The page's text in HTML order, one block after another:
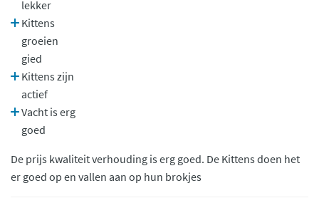
lekker
Kittens
groeien
gied
Kittens zijn
actief
Vacht is erg
goed
De prijs kwaliteit verhouding is erg goed. De Kittens doen het
er goed op en vallen aan op hun brokjes